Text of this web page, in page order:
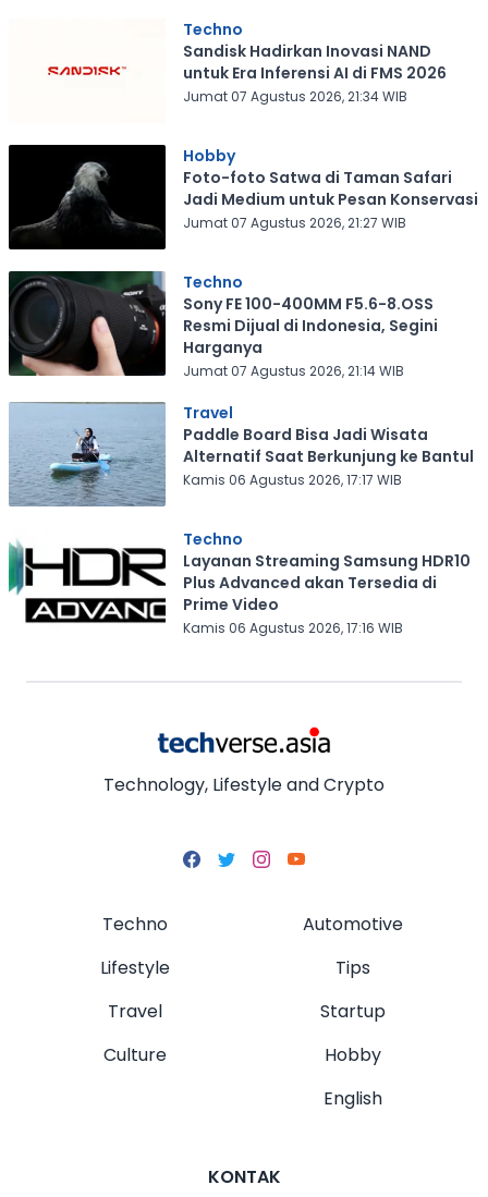
Techno
Sandisk Hadirkan Inovasi NAND
untuk Era Inferensi AI di FMS 2026
Jumat 07 Agustus 2026, 21:34 WIB
Hobby
Foto-foto Satwa di Taman Safari
Jadi Medium untuk Pesan Konservasi
Jumat 07 Agustus 2026, 21:27 WIB
Techno
Sony FE 100-400MM F5.6-8.OSS
Resmi Dijual di Indonesia, Segini
Harganya
Jumat 07 Agustus 2026, 21:14 WIB
Travel
Paddle Board Bisa Jadi Wisata
Alternatif Saat Berkunjung ke Bantul
Kamis 06 Agustus 2026, 17:17 WIB
Techno
Layanan Streaming Samsung HDR10
Plus Advanced akan Tersedia di
Prime Video
Kamis 06 Agustus 2026, 17:16 WIB
Technology, Lifestyle and Crypto
Techno
Lifestyle
Travel
Culture
Automotive
Tips
Startup
Hobby
English
KONTAK